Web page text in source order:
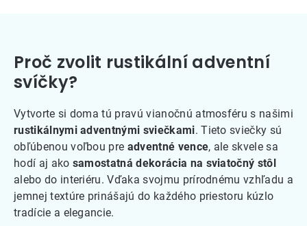
Proč zvolit rustikální adventní
svíčky?
Vytvorte si doma tú pravú vianočnú atmosféru s našimi
rustikálnymi adventnými sviečkami. Tieto sviečky sú
obľúbenou voľbou pre adventné vence, ale skvele sa
hodí aj ako samostatná dekorácia na sviatočný stôl
alebo do interiéru. Vďaka svojmu prírodnému vzhľadu a
jemnej textúre prinášajú do každého priestoru kúzlo
tradície a elegancie.